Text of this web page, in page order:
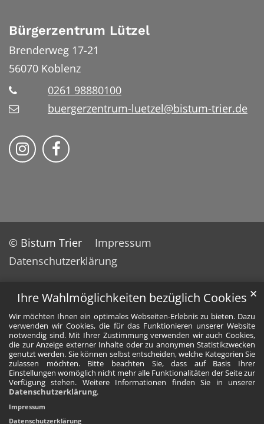
Ihre Wahlmöglichkeiten bezüglich Cookies
Wir möchten Ihnen ein optimales Webseiten-Erlebnis zu bieten. Dazu
verwenden wir Cookies, die für das Funktionieren unserer Website
notwendig sind. Mit Ihrer Zustimmung verwenden wir auch Cookies,
die zur Anzeige externer Inhalte oder zu anonymen Statistikzwecken
genutzt werden. Sie können selbst entscheiden, welche Kategorien Sie
zulassen möchten. Bitte beachten Sie, dass auf Basis Ihrer
Einstellungen womöglich nicht mehr alle Funktionalitäten der Seite zur
Verfügung stehen. Weitere Informationen finden Sie in unserer
Datenschutzerklärung.
✕
Impressum
Datenschutzerklärung
Bürgerzentrum Lützel
Brenderweg 17-21
56070 Koblenz
0261 98880100
buergerzentrum-luetzel@bistum-trier.de
Folge uns auf Instragram
Folge uns auf Facebook
© Bistum Trier
Impressum
Datenschutzerklärung